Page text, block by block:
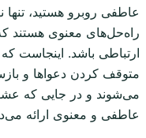
عاطفی روبرو هستید، تنها
راه‌حل‌های معنوی هستند
ارتباطی باشد. اینجاست
متوقف کردن دعواها و
می‌شوند و در جایی که
عاطفی و معنوی ارائه